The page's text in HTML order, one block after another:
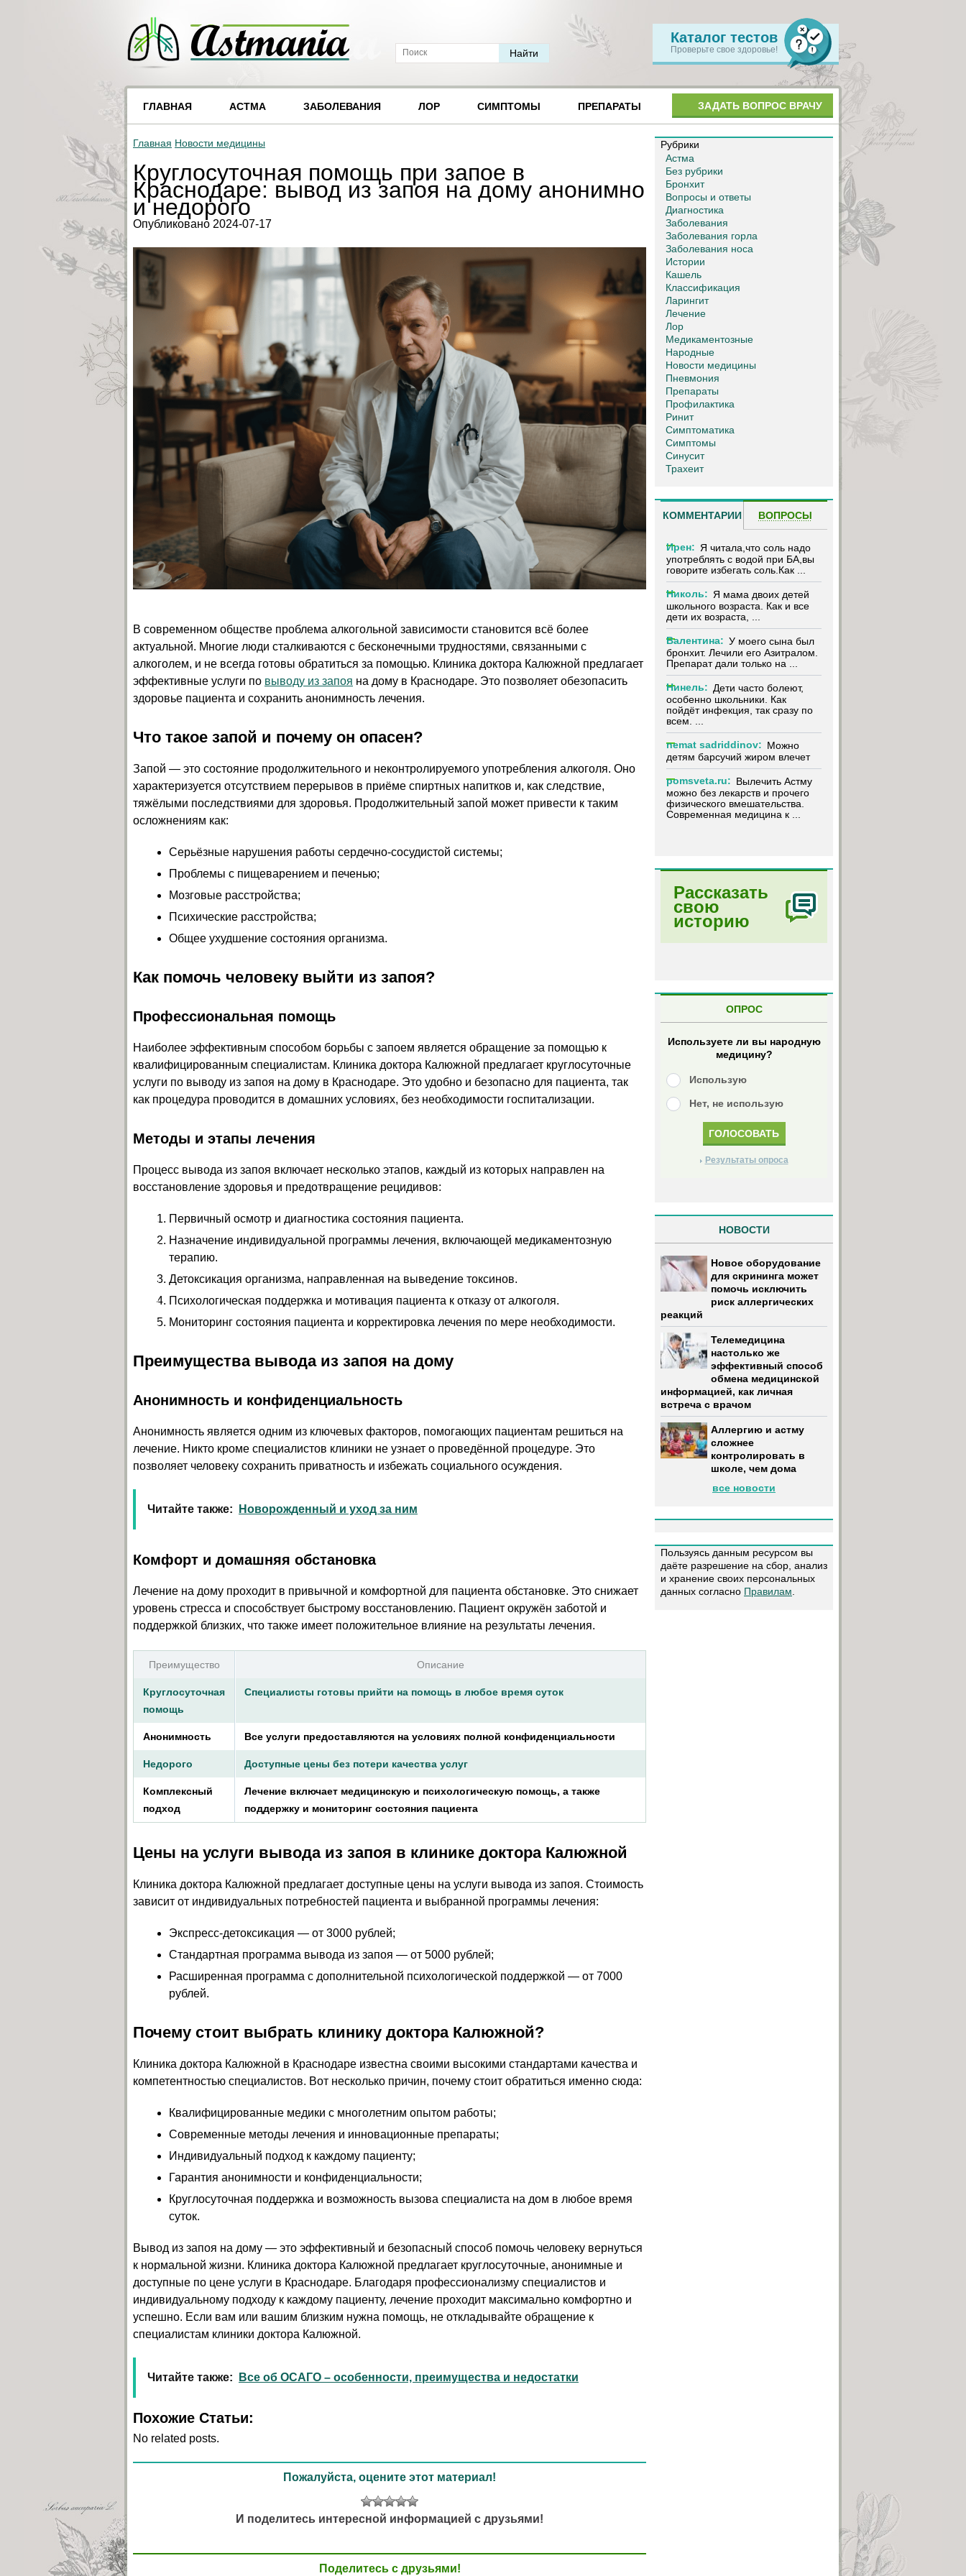
Каталог тестов
Проверьте свое здоровье!
ГЛАВНАЯ АСТМА ЗАБОЛЕВАНИЯ ЛОР СИМПТОМЫ ПРЕПАРАТЫ ЗАДАТЬ ВОПРОС ВРАЧУ
Главная Новости медицины
Круглосуточная помощь при запое в
Краснодаре: вывод из запоя на дому анонимно
и недорого
Опубликовано 2024-07-17
В современном обществе проблема алкогольной зависимости становится всё более
актуальной. Многие люди сталкиваются с бесконечными трудностями, связанными с
алкоголем, и не всегда готовы обратиться за помощью. Клиника доктора Калюжной предлагает
эффективные услуги по выводу из запоя на дому в Краснодаре. Это позволяет обезопасить
здоровье пациента и сохранить анонимность лечения.
Что такое запой и почему он опасен?
Запой — это состояние продолжительного и неконтролируемого употребления алкоголя. Оно
характеризуется отсутствием перерывов в приёме спиртных напитков и, как следствие,
тяжёлыми последствиями для здоровья. Продолжительный запой может привести к таким
осложнениям как:
Серьёзные нарушения работы сердечно-сосудистой системы;
Проблемы с пищеварением и печенью;
Мозговые расстройства;
Психические расстройства;
Общее ухудшение состояния организма.
Как помочь человеку выйти из запоя?
Профессиональная помощь
Наиболее эффективным способом борьбы с запоем является обращение за помощью к
квалифицированным специалистам. Клиника доктора Калюжной предлагает круглосуточные
услуги по выводу из запоя на дому в Краснодаре. Это удобно и безопасно для пациента, так
как процедура проводится в домашних условиях, без необходимости госпитализации.
Методы и этапы лечения
Процесс вывода из запоя включает несколько этапов, каждый из которых направлен на
восстановление здоровья и предотвращение рецидивов:
Первичный осмотр и диагностика состояния пациента.
Назначение индивидуальной программы лечения, включающей медикаментозную
терапию.
Детоксикация организма, направленная на выведение токсинов.
Психологическая поддержка и мотивация пациента к отказу от алкоголя.
Мониторинг состояния пациента и корректировка лечения по мере необходимости.
Преимущества вывода из запоя на дому
Анонимность и конфиденциальность
Анонимность является одним из ключевых факторов, помогающих пациентам решиться на
лечение. Никто кроме специалистов клиники не узнает о проведённой процедуре. Это
позволяет человеку сохранить приватность и избежать социального осуждения.
Читайте также: Новорожденный и уход за ним
Комфорт и домашняя обстановка
Лечение на дому проходит в привычной и комфортной для пациента обстановке. Это снижает
уровень стресса и способствует быстрому восстановлению. Пациент окружён заботой и
поддержкой близких, что также имеет положительное влияние на результаты лечения.
Преимущество Описание
Круглосуточная
помощь
Специалисты готовы прийти на помощь в любое время суток
Анонимность Все услуги предоставляются на условиях полной конфиденциальности
Недорого Доступные цены без потери качества услуг
Комплексный
подход
Лечение включает медицинскую и психологическую помощь, а также
поддержку и мониторинг состояния пациента
Цены на услуги вывода из запоя в клинике доктора Калюжной
Клиника доктора Калюжной предлагает доступные цены на услуги вывода из запоя. Стоимость
зависит от индивидуальных потребностей пациента и выбранной программы лечения:
Экспресс-детоксикация — от 3000 рублей;
Стандартная программа вывода из запоя — от 5000 рублей;
Расширенная программа с дополнительной психологической поддержкой — от 7000
рублей.
Почему стоит выбрать клинику доктора Калюжной?
Клиника доктора Калюжной в Краснодаре известна своими высокими стандартами качества и
компетентностью специалистов. Вот несколько причин, почему стоит обратиться именно сюда:
Квалифицированные медики с многолетним опытом работы;
Современные методы лечения и инновационные препараты;
Индивидуальный подход к каждому пациенту;
Гарантия анонимности и конфиденциальности;
Круглосуточная поддержка и возможность вызова специалиста на дом в любое время
суток.
Вывод из запоя на дому — это эффективный и безопасный способ помочь человеку вернуться
к нормальной жизни. Клиника доктора Калюжной предлагает круглосуточные, анонимные и
доступные по цене услуги в Краснодаре. Благодаря профессионализму специалистов и
индивидуальному подходу к каждому пациенту, лечение проходит максимально комфортно и
успешно. Если вам или вашим близким нужна помощь, не откладывайте обращение к
специалистам клиники доктора Калюжной.
Читайте также: Все об ОСАГО – особенности, преимущества и недостатки
Похожие Статьи:
No related posts.
Пожалуйста, оцените этот материал!
И поделитесь интересной информацией с друзьями!
Поделитесь с друзьями!
Рубрики
Астма
Без рубрики
Бронхит
Вопросы и ответы
Диагностика
Заболевания
Заболевания горла
Заболевания носа
Истории
Кашель
Классификация
Ларингит
Лечение
Лор
Медикаментозные
Народные
Новости медицины
Пневмония
Препараты
Профилактика
Ринит
Симптоматика
Симптомы
Синусит
Трахеит
КОММЕНТАРИИ ВОПРОСЫ
Ирен: Я читала,что соль надо
употреблять с водой при БА,вы
говорите избегать соль.Как ...
Николь: Я мама двоих детей
школьного возраста. Как и все
дети их возраста, ...
Валентина: У моего сына был
бронхит. Лечили его Азитралом.
Препарат дали только на ...
Нинель: Дети часто болеют,
особенно школьники. Как
пойдёт инфекция, так сразу по
всем. ...
nemat sadriddinov: Можно
детям барсучий жиром влечет
pomsveta.ru: Вылечить Астму
можно без лекарств и прочего
физического вмешательства.
Современная медицина к ...
Рассказать
свою
историю
ОПРОС
Используете ли вы народную
медицину?
Использую
Нет, не использую
Результаты опроса
НОВОСТИ
Новое оборудование
для скрининга может
помочь исключить
риск аллергических
реакций
Телемедицина
настолько же
эффективный способ
обмена медицинской
информацией, как личная
встреча с врачом
Аллергию и астму
сложнее
контролировать в
школе, чем дома
все новости
Пользуясь данным ресурсом вы
даёте разрешение на сбор, анализ
и хранение своих персональных
данных согласно Правилам